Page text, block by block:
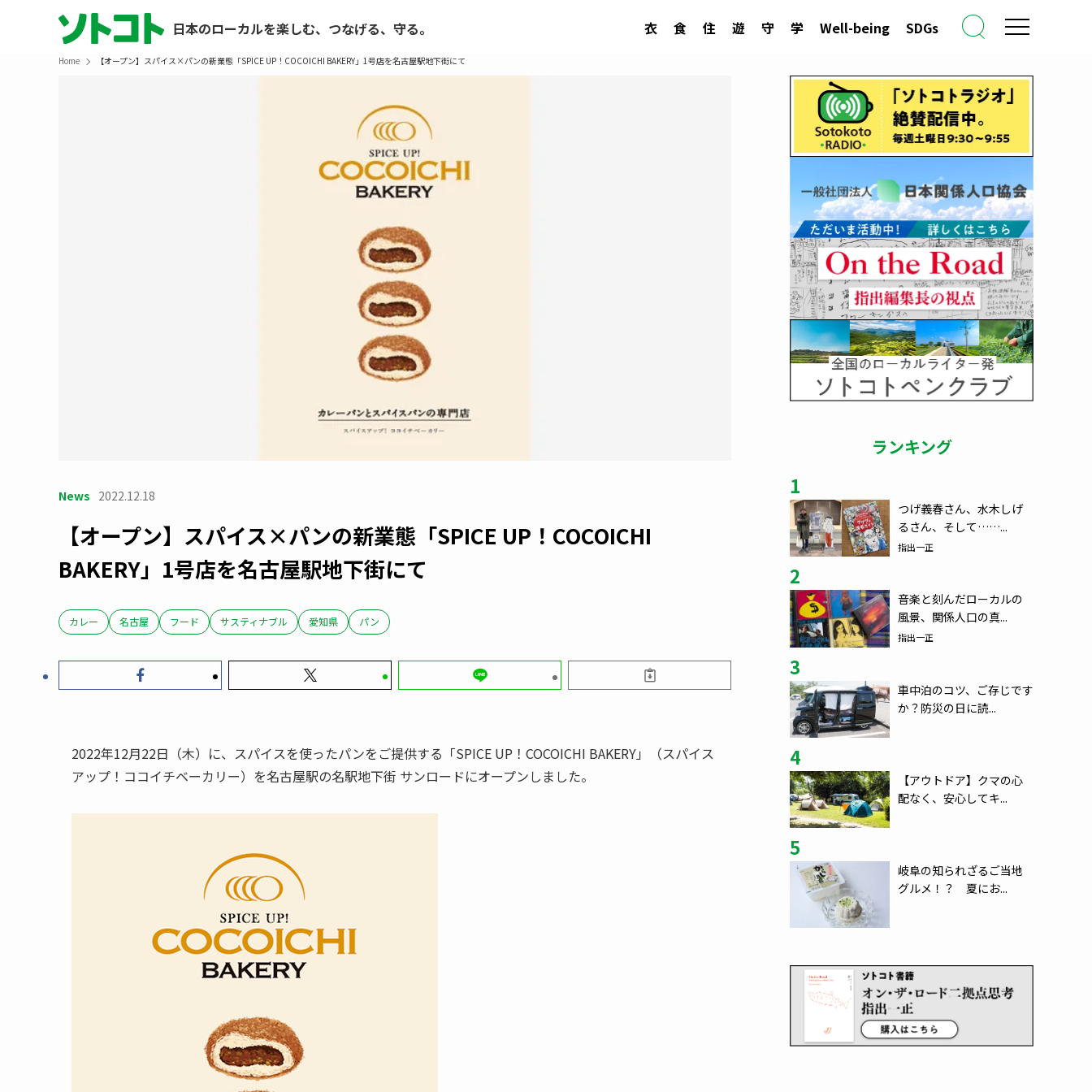
日本のローカルを楽しむ、つなげる、守る。 衣 食 住 遊 守 学 Well-being SDGs
Home 【オープン】スパイス×パンの新業態「SPICE UP！COCOICHI BAKERY」1号店を名古屋駅地下街にて
News 2022.12.18
【オープン】スパイス×パンの新業態「SPICE UP！COCOICHI
BAKERY」1号店を名古屋駅地下街にて
カレー 名古屋 フード サスティナブル 愛知県 パン
2022年12月22日（木）に、スパイスを使ったパンをご提供する「SPICE UP！COCOICHI BAKERY」（スパイス
アップ！ココイチベーカリー）を名古屋駅の名駅地下街 サンロードにオープンしました。
ランキング
1
つげ義春さん、水木しげ
るさん、そして……...
指出一正
2
音楽と刻んだローカルの
風景、関係人口の真...
指出一正
3
車中泊のコツ、ご存じです
か？防災の日に読...
4
【アウトドア】クマの心
配なく、安心してキ...
5
岐阜の知られざるご当地
グルメ！？ 夏にお...